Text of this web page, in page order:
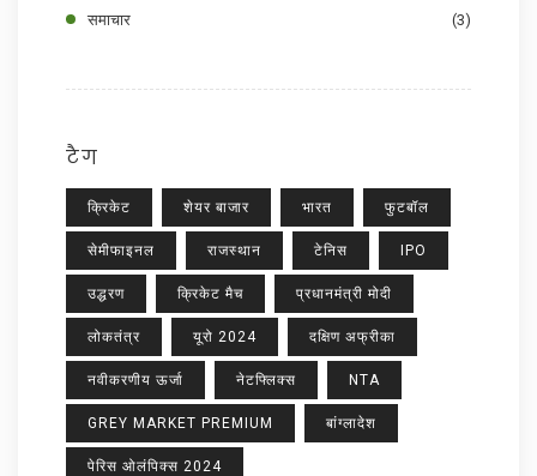
समाचार
(3)
टैग
क्रिकेट शेयर बाजार भारत फुटबॉल
सेमीफाइनल राजस्थान टेनिस IPO
उद्धरण क्रिकेट मैच प्रधानमंत्री मोदी
लोकतंत्र यूरो 2024 दक्षिण अफ्रीका
नवीकरणीय ऊर्जा नेटफ्लिक्स NTA
GREY MARKET PREMIUM बांग्लादेश
पेरिस ओलंपिक्स 2024